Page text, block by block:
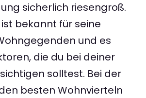
sicherlich riesengroß.
bekannt für seine
und es
die du bei deiner
solltest. Bei der
besten Wohnvierteln